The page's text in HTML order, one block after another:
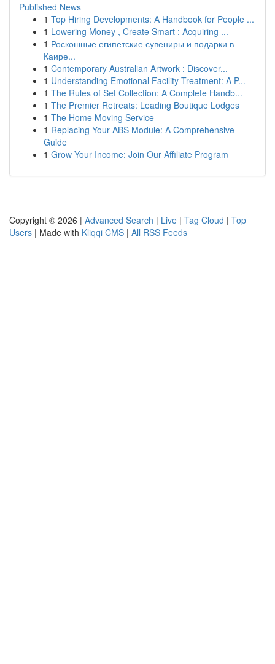
Published News
1 Top Hiring Developments: A Handbook for People ...
1 Lowering Money , Create Smart : Acquiring ...
1 Роскошные египетские сувениры и подарки в
Каире...
1 Contemporary Australian Artwork : Discover...
1 Understanding Emotional Facility Treatment: A P...
1 The Rules of Set Collection: A Complete Handb...
1 The Premier Retreats: Leading Boutique Lodges
1 The Home Moving Service
1 Replacing Your ABS Module: A Comprehensive
Guide
1 Grow Your Income: Join Our Affiliate Program
Copyright © 2026 | Advanced Search | Live | Tag Cloud | Top
Users | Made with Kliqqi CMS | All RSS Feeds